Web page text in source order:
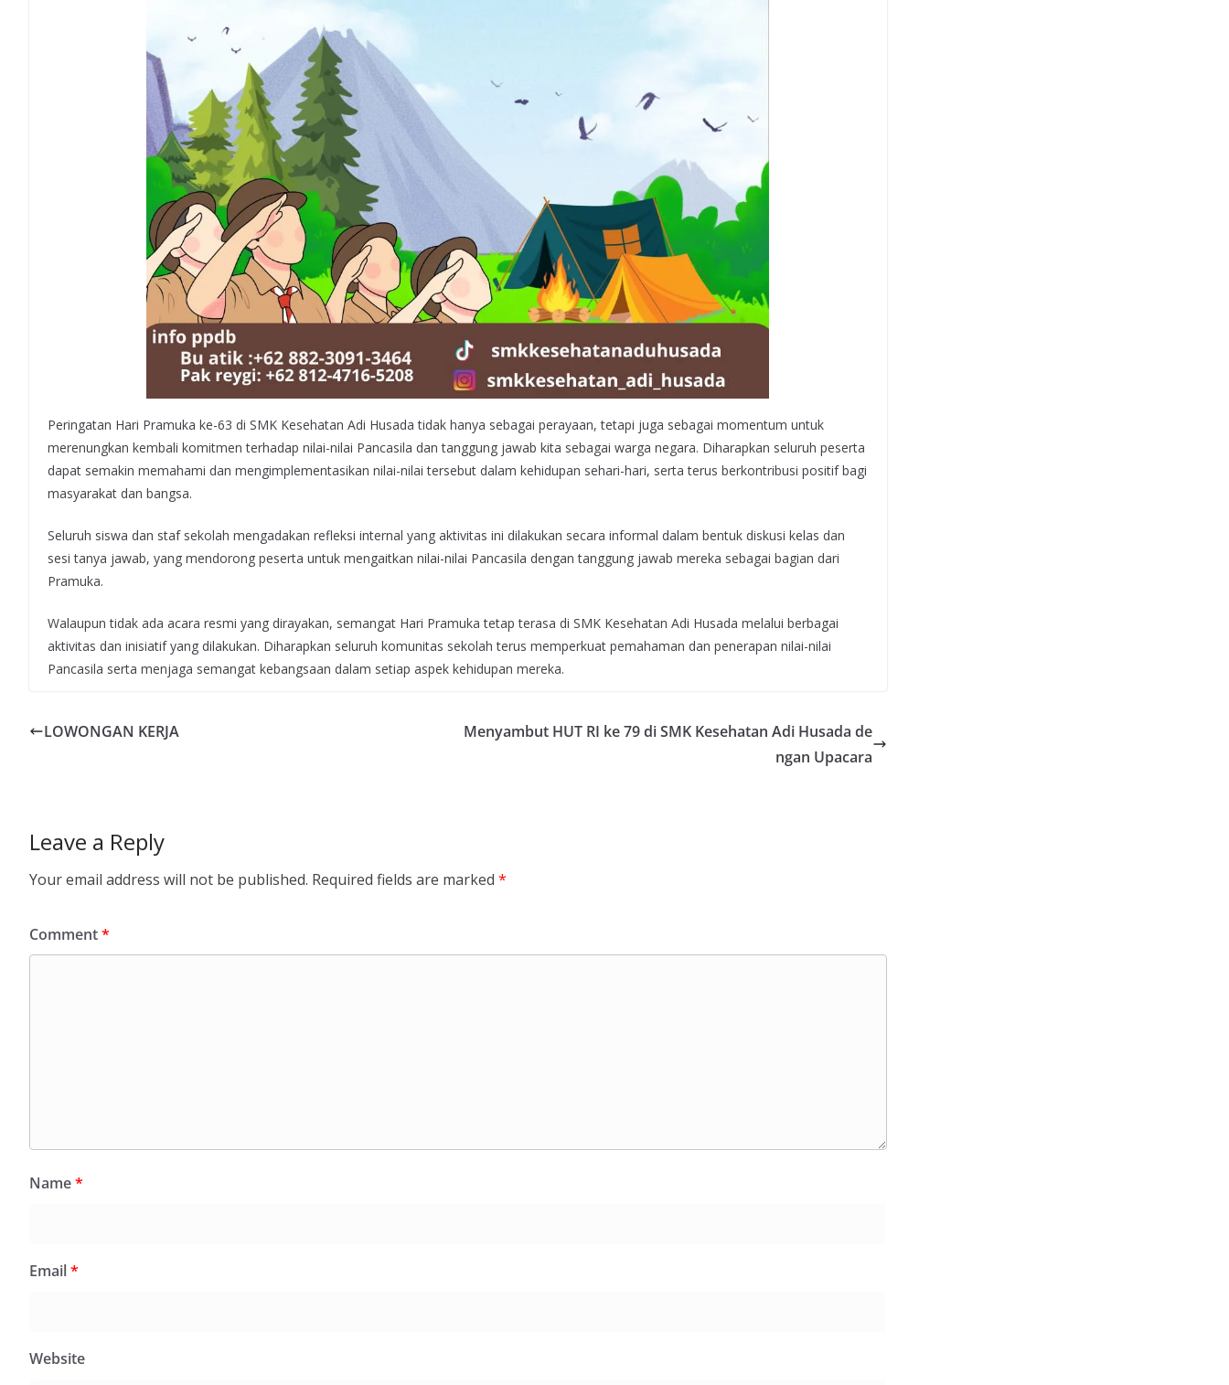
Peringatan Hari Pramuka ke-63 di SMK Kesehatan Adi Husada tidak hanya sebagai perayaan, tetapi juga sebagai momentum untuk
merenungkan kembali komitmen terhadap nilai-nilai Pancasila dan tanggung jawab kita sebagai warga negara. Diharapkan seluruh peserta
dapat semakin memahami dan mengimplementasikan nilai-nilai tersebut dalam kehidupan sehari-hari, serta terus berkontribusi positif bagi
masyarakat dan bangsa.
Seluruh siswa dan staf sekolah mengadakan refleksi internal yang aktivitas ini dilakukan secara informal dalam bentuk diskusi kelas dan
sesi tanya jawab, yang mendorong peserta untuk mengaitkan nilai-nilai Pancasila dengan tanggung jawab mereka sebagai bagian dari
Pramuka.
Walaupun tidak ada acara resmi yang dirayakan, semangat Hari Pramuka tetap terasa di SMK Kesehatan Adi Husada melalui berbagai
aktivitas dan inisiatif yang dilakukan. Diharapkan seluruh komunitas sekolah terus memperkuat pemahaman dan penerapan nilai-nilai
Pancasila serta menjaga semangat kebangsaan dalam setiap aspek kehidupan mereka.
LOWONGAN KERJA
Menyambut HUT RI ke 79 di SMK Kesehatan Adi Husada de
ngan Upacara
Leave a Reply
Your email address will not be published. Required fields are marked *
Comment*
Name*
Email*
Website